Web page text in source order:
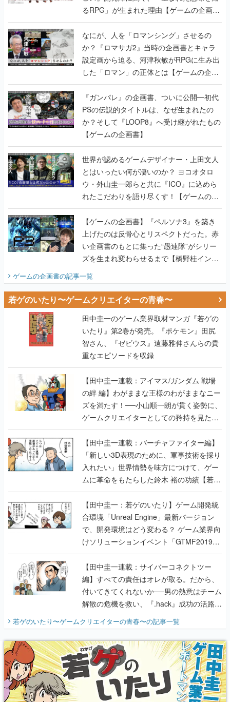
か？『ロマサガ2』当時の企画書とキャラ
設定画から迫る、河津秋敏がRPGに生み出
した「ロマン」の正体とは【ゲームの企画
書】
『ガンパレ』の企画書、ついに公開━初代
PSの伝説的タイトルは、なぜ生まれたの
か？そして『LOOP8』へ受け継がれたもの
【ゲームの企画書】
世界が認めるゲームデザイナー・上田文人
とはいったい何が凄いのか？ ヨコオタロ
ウ・外山圭一郎らと共に『ICO』に込めら
れたこだわりを語り尽くす！【ゲームの企
画書】
【ゲームの企画書】『ペルソナ3』を築き
上げたのは反骨心とリスペクトだった。赤
い企画書のもとに集った“愚連隊”がシリー
ズを生まれ変わらせるまで【橋野桂インタ
ビュー】
ゲームの企画書の記事一覧
若ゲのいたり〜ゲームクリエイターの青春〜
田中圭一のゲーム業界取材マンガ『若ゲの
いたり』第2巻が発売。『ポケモン』田尻
智さん、『ゼビウス』遠藤雅伸さんらの貴
重なエピソードを収録
【田中圭一連載：アイマス/ガンダム 戦場
の絆 編】わがままな王様のわがままなニー
ズを満たす！──小山順一朗が貫く姿勢に、
ゲームクリエイターとしての矜持を見た
【若ゲのいたり最終回】
【田中圭一連載：バーチャファイター編】
「新しい3D表現のために、軍事技術を採り
入れたい」世界情勢を味方につけて、ゲー
ムに革命をもたらした鈴木 裕の功績【若ゲ
のいたり】
【田中圭一：若ゲのいたり】ゲーム開発統
合環境「Unreal Engine」最新バージョン
で、開発環境はどう変わる？ ゲーム業界向
けソリューションイベント「GTMF2019」
に行って、より理解を深めよう【PR】
【田中圭一連載：サイバーコネクトツー
編】すべての責任はオレが取る。だから、
付いてきてくれないか──男の熱意はチーム
解散の危機を救い、『.hack』成功の活路を
開く。業界の快男児・松山 洋に流れる血は
『少年ジャンプ』色だった【若ゲのいた
り】
若ゲのいたり〜ゲームクリエイターの青春〜の記事一覧
X
Youtube